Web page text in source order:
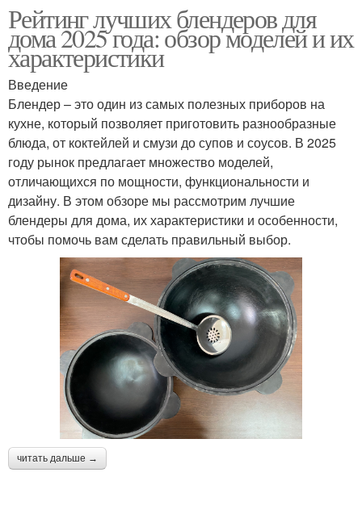
Рейтинг лучших блендеров для
дома 2025 года: обзор моделей и их
характеристики
Введение
Блендер – это один из самых полезных приборов на
кухне, который позволяет приготовить разнообразные
блюда, от коктейлей и смузи до супов и соусов. В 2025
году рынок предлагает множество моделей,
отличающихся по мощности, функциональности и
дизайну. В этом обзоре мы рассмотрим лучшие
блендеры для дома, их характеристики и особенности,
чтобы помочь вам сделать правильный выбор.
читать дальше →